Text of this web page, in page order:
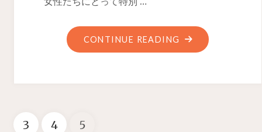
CONTINUE READING
3 4 5